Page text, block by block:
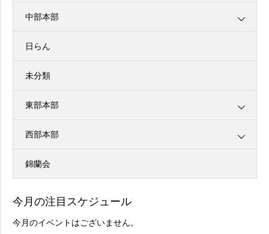
中部本部
日らん
未分類
東部本部
西部本部
錦蘭会
今月の注目スケジュール
今月のイベントはございません。